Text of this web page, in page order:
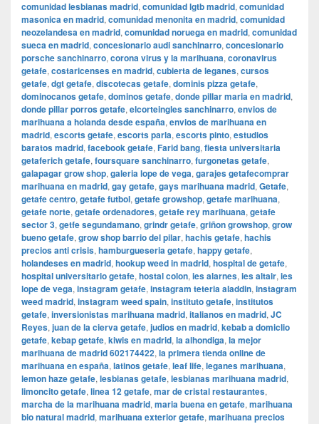
comunidad lesbianas madrid, comunidad lgtb madrid, comunidad
masonica en madrid, comunidad menonita en madrid, comunidad
neozelandesa en madrid, comunidad noruega en madrid, comunidad
sueca en madrid, concesionario audi sanchinarro, concesionario
porsche sanchinarro, corona virus y la marihuana, coronavirus
getafe, costaricenses en madrid, cubierta de leganes, cursos
getafe, dgt getafe, discotecas getafe, dominis pizza getafe,
dominocanos getafe, dominos getafe, donde pillar maria en madrid,
donde pillar porros getafe, elcorteingles sanchinarro, envios de
marihuana a holanda desde españa, envios de marihuana en
madrid, escorts getafe, escorts parla, escorts pinto, estudios
baratos madrid, facebook getafe, Farid bang, fiesta universitaria
getaferich getafe, foursquare sanchinarro, furgonetas getafe,
galapagar grow shop, galeria lope de vega, garajes getafecomprar
marihuana en madrid, gay getafe, gays marihuana madrid, Getafe,
getafe centro, getafe futbol, getafe growshop, getafe marihuana,
getafe norte, getafe ordenadores, getafe rey marihuana, getafe
sector 3, getfe segundamano, grindr getafe, griñon growshop, grow
bueno getafe, grow shop barrio del pilar, hachis getafe, hachis
precios anti crisis, hamburgueseria getafe, happy getafe,
holandeses en madrid, hookup weed in madrid, hospital de getafe,
hospital universitario getafe, hostal colon, ies alarnes, ies altair, ies
lope de vega, instagram getafe, instagram teteria aladdin, instagram
weed madrid, instagram weed spain, instituto getafe, institutos
getafe, inversionistas marihuana madrid, italianos en madrid, JC
Reyes, juan de la cierva getafe, judios en madrid, kebab a domiclio
getafe, kebap getafe, kiwis en madrid, la alhondiga, la mejor
marihuana de madrid 602174422, la primera tienda online de
marihuana en españa, latinos getafe, leaf life, leganes marihuana,
lemon haze getafe, lesbianas getafe, lesbianas marihuana madrid,
limoncito getafe, linea 12 getafe, mar de cristal restaurantes,
marcha de la marihuana madrid, maria buena en getafe, marihuana
bio natural madrid, marihuana exterior getafe, marihuana precios